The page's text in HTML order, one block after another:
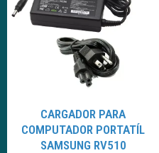
CARGADOR PARA
COMPUTADOR PORTATÍL
SAMSUNG RV510